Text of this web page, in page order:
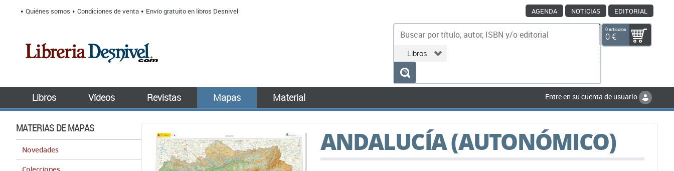
Quiénes somos Condiciones de venta Envío gratuito en libros Desnivel AGENDA NOTICIAS EDITORIAL
0 artículos
0 €
Libros Vídeos Revistas Mapas Material Entre en su cuenta de usuario
MATERIAS DE MAPAS
Novedades ANDALUCÍA (AUTONÓMICO)